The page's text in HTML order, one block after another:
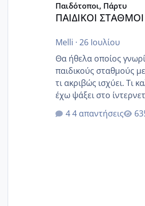
Παιδότοποι, Πάρτυ
ΠΑΙΔΙΚΟΙ
Melli · 26 Ιουλίου
Θα ήθελα οποίος
παιδικούς σταθμούς
τι ακριβώς ισχύει. Τι
έχω ψάξει στο
ότι το βαουτσερ
δίδακτρα και τα
4 απαντήσεις